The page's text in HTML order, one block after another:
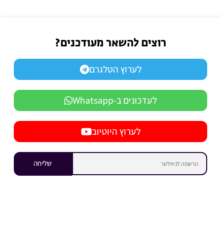
רוצים להשאר מעודכנים?
לערוץ הטלגרם
לעדכונים ב-Whatsapp
לערוץ היוטיוב
שליחה